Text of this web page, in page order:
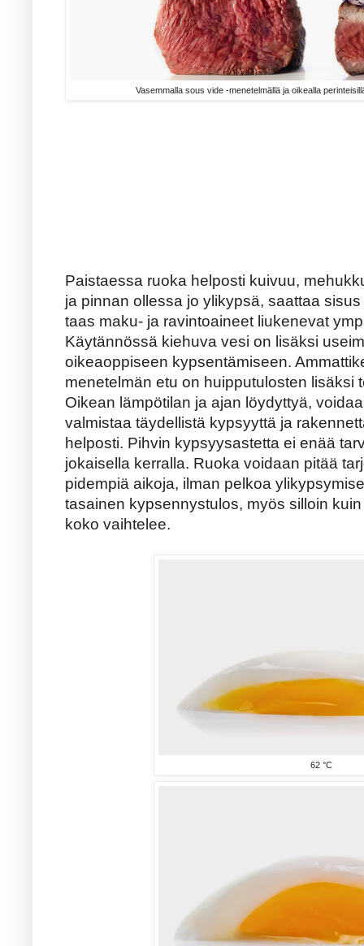
Vasemmalla sous vide -menetelmällä ja oikealla
Paistaessa ruoka helposti kuivuu,
ja pinnan ollessa jo ylikypsä, saattaa
taas maku- ja ravintoaineet liukenevat
Käytännössä kiehuva vesi on lisäksi
oikeaoppiseen kypsentämiseen.
menetelmän etu on huipputulosten lisäksi
Oikean lämpötilan ja ajan löydyttyä,
valmistaa täydellistä kypsyyttä ja
helposti. Pihvin kypsyysastetta ei enää
jokaisella kerralla. Ruoka voidaan pitää
pidempiä aikoja, ilman pelkoa
tasainen kypsennystulos, myös silloin
koko vaihtelee.
62 °C